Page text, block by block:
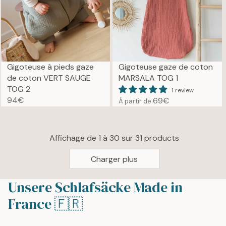
R
P
R
I
C
E
7
P
R
I
9
4
€
Gigoteuse à pieds gaze
de coton VERT SAUGE
TOG 2
R
P
R
94€
Gigoteuse gaze de coton
MARSALA TOG 1
1 review
À partir de R
U
L
R
P
R
69€
Affichage de 1 à 30 sur 31 products
Charger plus
Unsere Schlafsäcke Made in
France 🇫🇷